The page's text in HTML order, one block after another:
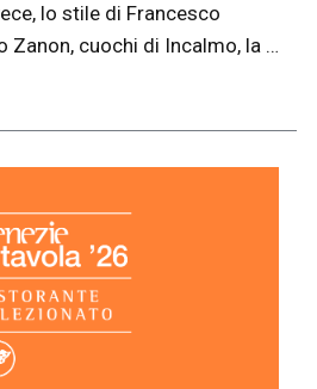
lo stile di Francesco
Zanon, cuochi di Incalmo, la …